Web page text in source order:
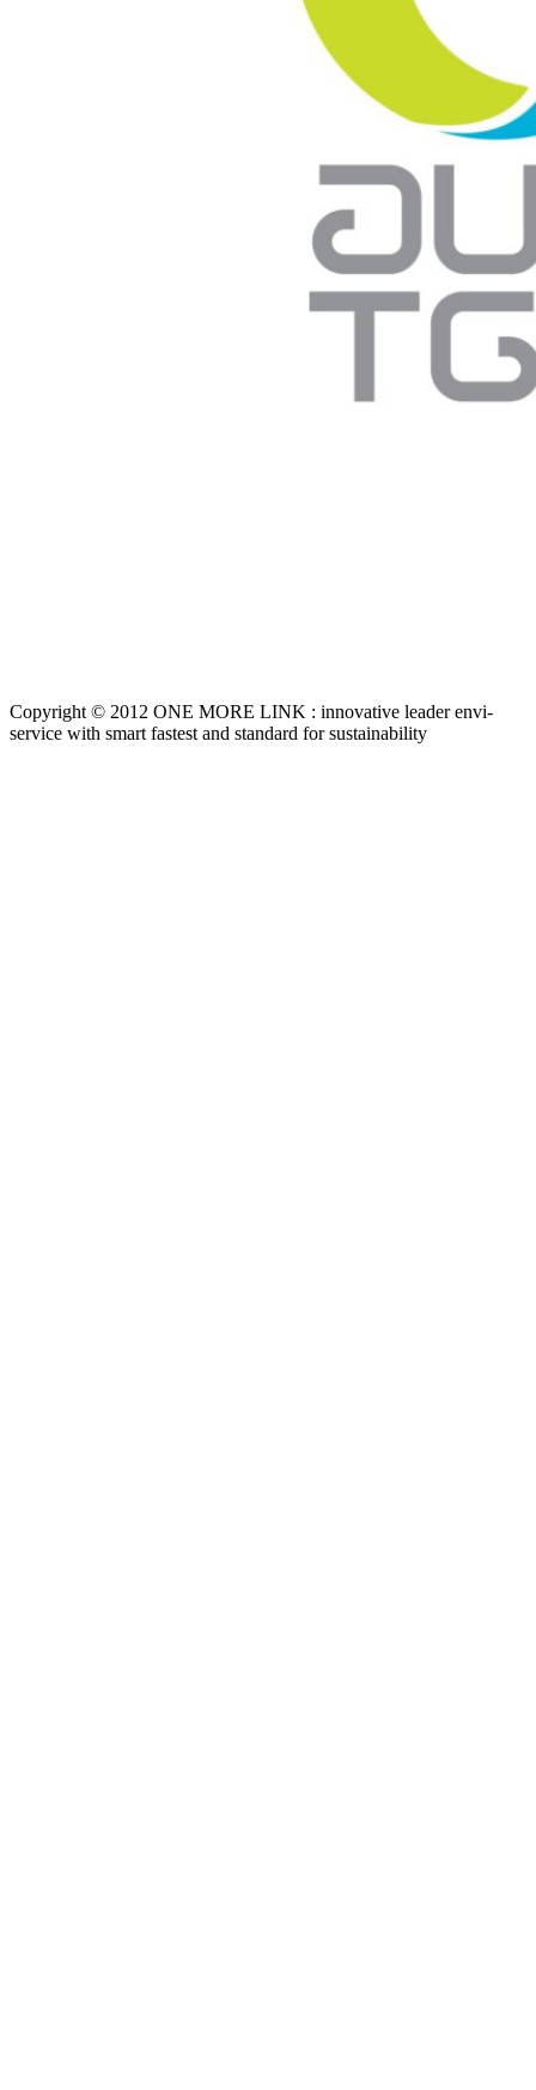
Copyright © 2012 ONE MORE LINK : innovative leader envi-
service with smart fastest and standard for sustainability